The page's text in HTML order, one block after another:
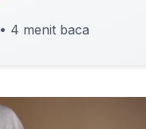
• 4 menit baca